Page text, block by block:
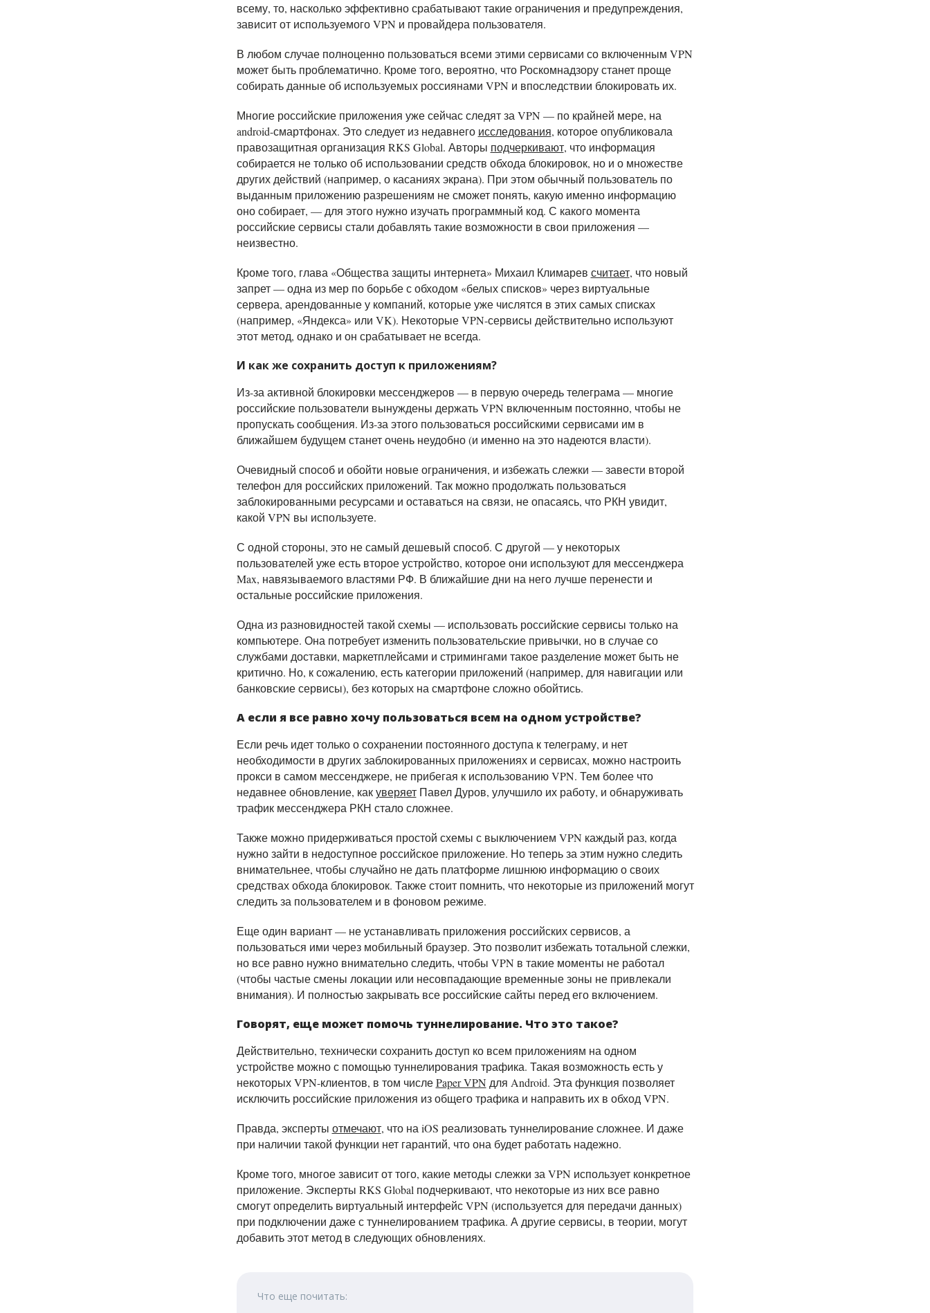
всему, то, насколько эффективно срабатывают такие ограничения и предупреждения,
зависит от используемого VPN и провайдера пользователя.
В любом случае полноценно пользоваться всеми этими сервисами со включенным VPN
может быть проблематично. Кроме того, вероятно, что Роскомнадзору станет проще
собирать данные об используемых россиянами VPN и впоследствии блокировать их.
Многие российские приложения уже сейчас следят за VPN — по крайней мере, на
android-смартфонах. Это следует из недавнего исследования, которое опубликовала
правозащитная организация RKS Global. Авторы подчеркивают, что информация
собирается не только об использовании средств обхода блокировок, но и о множестве
других действий (например, о касаниях экрана). При этом обычный пользователь по
выданным приложению разрешениям не сможет понять, какую именно информацию
оно собирает, — для этого нужно изучать программный код. С какого момента
российские сервисы стали добавлять такие возможности в свои приложения —
неизвестно.
Кроме того, глава «Общества защиты интернета» Михаил Климарев считает, что новый
запрет — одна из мер по борьбе с обходом «белых списков» через виртуальные
сервера, арендованные у компаний, которые уже числятся в этих самых списках
(например, «Яндекса» или VK). Некоторые VPN-сервисы действительно используют
этот метод, однако и он срабатывает не всегда.
И как же сохранить доступ к приложениям?
Из-за активной блокировки мессенджеров — в первую очередь телеграма — многие
российские пользователи вынуждены держать VPN включенным постоянно, чтобы не
пропускать сообщения. Из-за этого пользоваться российскими сервисами им в
ближайшем будущем станет очень неудобно (и именно на это надеются власти).
Очевидный способ и обойти новые ограничения, и избежать слежки — завести второй
телефон для российских приложений. Так можно продолжать пользоваться
заблокированными ресурсами и оставаться на связи, не опасаясь, что РКН увидит,
какой VPN вы используете.
С одной стороны, это не самый дешевый способ. С другой — у некоторых
пользователей уже есть второе устройство, которое они используют для мессенджера
Max, навязываемого властями РФ. В ближайшие дни на него лучше перенести и
остальные российские приложения.
Одна из разновидностей такой схемы — использовать российские сервисы только на
компьютере. Она потребует изменить пользовательские привычки, но в случае со
службами доставки, маркетплейсами и стримингами такое разделение может быть не
критично. Но, к сожалению, есть категории приложений (например, для навигации или
банковские сервисы), без которых на смартфоне сложно обойтись.
А если я все равно хочу пользоваться всем на одном устройстве?
Если речь идет только о сохранении постоянного доступа к телеграму, и нет
необходимости в других заблокированных приложениях и сервисах, можно настроить
прокси в самом мессенджере, не прибегая к использованию VPN. Тем более что
недавнее обновление, какуверяетПавел Дуров, улучшило их работу, и обнаруживать
трафик мессенджера РКН стало сложнее.
Также можно придерживаться простой схемы с выключением VPN каждый раз, когда
нужно зайти в недоступное российское приложение. Но теперь за этим нужно следить
внимательнее, чтобы случайно не дать платформе лишнюю информацию о своих
средствах обхода блокировок. Также стоит помнить, что некоторые из приложений могут
следить за пользователем и в фоновом режиме.
Еще один вариант — не устанавливать приложения российских сервисов, а
пользоваться ими через мобильный браузер. Это позволит избежать тотальной слежки,
но все равно нужно внимательно следить, чтобы VPN в такие моменты не работал
(чтобы частые смены локации или несовпадающие временные зоны не привлекали
внимания). И полностью закрывать все российские сайты перед его включением.
Говорят, еще может помочь туннелирование. Что это такое?
Действительно, технически сохранить доступ ко всем приложениям на одном
устройстве можно с помощью туннелирования трафика. Такая возможность есть у
некоторых VPN-клиентов, в том числеPaper VPN для Android. Эта функция позволяет
исключить российские приложения из общего трафика и направить их в обход VPN.
Правда, эксперты отмечают, что на iOS реализовать туннелирование сложнее. И даже
при наличии такой функции нет гарантий, что она будет работать надежно.
Кроме того, многое зависит от того, какие методы слежки за VPN использует конкретное
приложение. Эксперты RKS Global подчеркивают, что некоторые из них все равно
смогут определить виртуальный интерфейс VPN (используется для передачи данных)
при подключении даже с туннелированием трафика. А другие сервисы, в теории, могут
добавить этот метод в следующих обновлениях.
Что еще почитать: